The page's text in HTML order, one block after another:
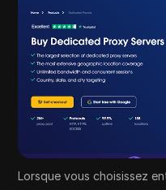
Lorsque vous choisissez